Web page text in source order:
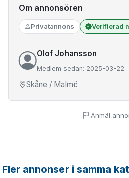
Om annonsören
Privatannons Verifierad
Olof Johansson
Medlem sedan: 2025-03-22
Skåne / Malmö
Anmäl
Fler annonser i samma